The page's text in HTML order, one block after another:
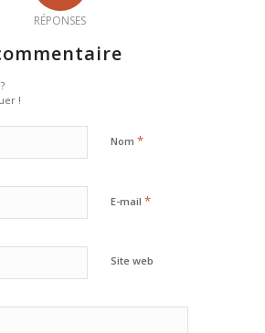
RÉPONSES
!
Nom *
E-mail *
Site web